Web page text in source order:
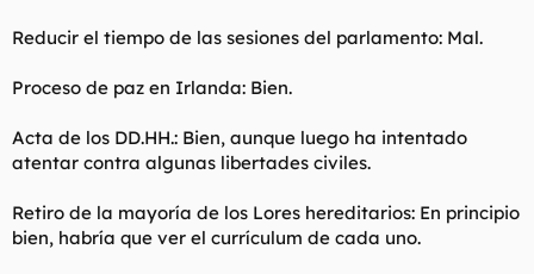
Reducir el tiempo de las sesiones del parlamento: Mal.
Proceso de paz en Irlanda: Bien.
Acta de los DD.HH.: Bien, aunque luego ha intentado
atentar contra algunas libertades civiles.
Retiro de la mayoría de los Lores hereditarios: En principio
bien, habría que ver el currículum de cada uno.